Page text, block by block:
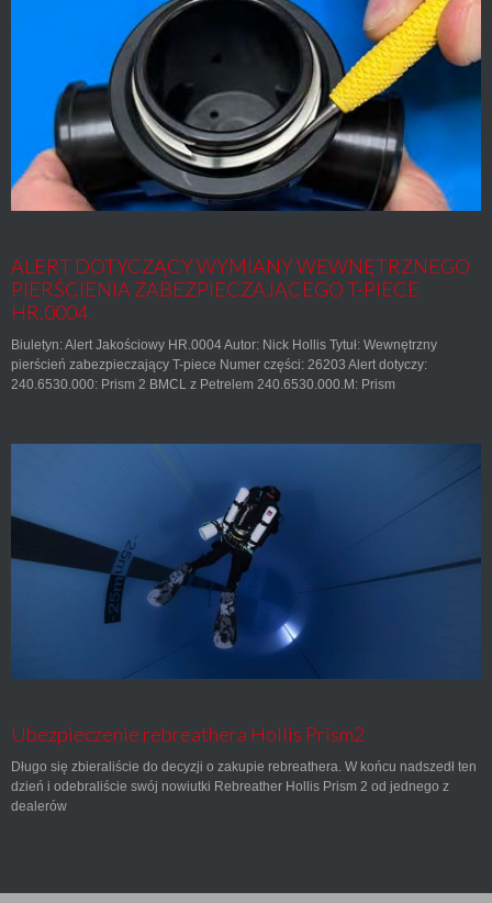
ALERT DOTYCZĄCY WYMIANY WEWNĘTRZNEGO
PIERŚCIENIA ZABEZPIECZAJĄCEGO T-PIECE
HR.0004
Biuletyn: Alert Jakościowy HR.0004 Autor: Nick Hollis Tytuł: Wewnętrzny
pierścień zabezpieczający T-piece Numer części: 26203 Alert dotyczy:
240.6530.000: Prism 2 BMCL z Petrelem 240.6530.000.M: Prism
Ubezpieczenie rebreathera Hollis Prism2
Długo się zbieraliście do decyzji o zakupie rebreathera. W końcu nadszedł ten
dzień i odebraliście swój nowiutki Rebreather Hollis Prism 2 od jednego z
dealerów